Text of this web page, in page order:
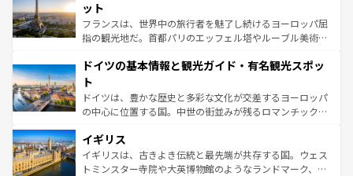
しい。
れる闘牛、そして美味しいタパスが生活の一部となってい
る。首都マドリードの洗練された雰囲気や、バルセロナの
アートに溢れた街角から、地方では古代ローマ遺跡や中世
せる。地方によって風土や気候が異なるスペインはその個
ンテンツ一覧 を参照してほしい。
ット
フランスは、世界中の旅行者を魅了し続けるヨーロッパ屈
指の観光地だ。首都パリのエッフェル塔やルーブル美術館
で、幅広い魅力が詰まっている。華麗な宮殿、歴史的な大
聖堂、美しいビーチ、そして豊かな自然が、訪れる者を心
から魅了する。また、フランスは美食の国としても知ら
れ、フランス料理はユネスコ無形文化遺産にも登録されて
香り高いラベンダー畑など、多彩な楽しみ方が可能だ。さ
らに、パリ以外の地域にも魅力が溢れており、どの街角に
も豊かな歴史と文化が息づいている。パリ以外の個性あふ
ドイツの基本情報と観光ガイド・有名観光スポッ
ト
ドイツは、豊かな歴史と多彩な文化が交差するヨーロッパ
の中心に位置する国。中世の街並みが残るロマンチック街
顔を持つこの国は、どこを歩いても飽きることがない。ベ
ルリンの文化的活気、バイエルン州のアルプスの絶景、そ
してライン川沿いのワイン畑といった風景は必見。ビール
イギリス
イギリスは、古きよき伝統と最先端が共存する国。ウェス
トミンスター寺院や大英博物館のようなランドマーク、歴